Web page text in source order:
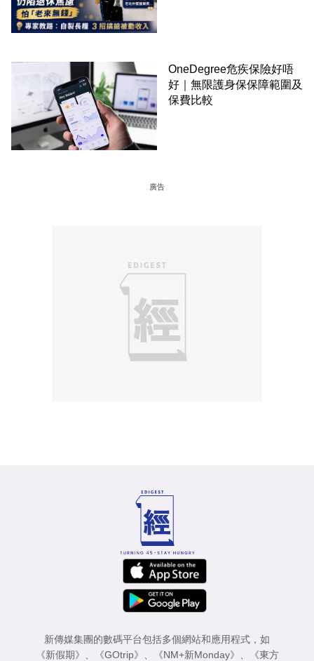
OneDegree危疾保險好唔
好｜無限護身保保障範圍及
保費比較
廣告
新傳媒集團的數碼平台包括多個網站和應用程式，如
《新假期》
《GOtrip》 《NM+新Monday》
《東方